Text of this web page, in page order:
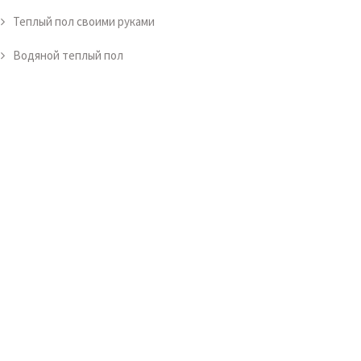
Теплый пол своими руками
Водяной теплый пол